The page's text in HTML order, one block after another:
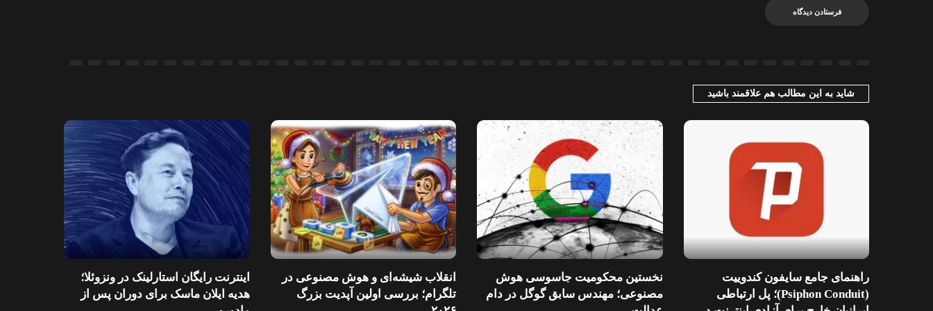
شاید به این مطالب هم علاقمند باشید
راهنمای جامع سایفون کندوییت
(Psiphon Conduit)؛ پل ارتباطی
نخستین محکومیت جاسوسی هوش
مصنوعی؛ مهندس سابق گوگل در دام
انقلاب شیشه‌ای و هوش مصنوعی در
تلگرام؛ بررسی اولین آپدیت بزرگ
اینترنت رایگان استارلینک در ونزوئلا؛
هدیه ایلان ماسک برای دوران پس از